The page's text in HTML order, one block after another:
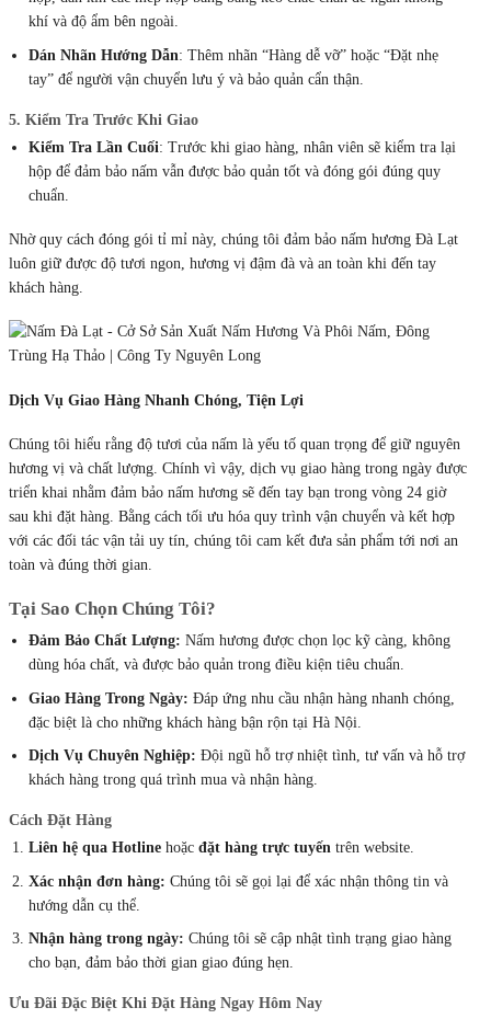
khí và độ ẩm bên ngoài.
Dán Nhãn Hướng Dẫn: Thêm nhãn “Hàng dễ vỡ” hoặc “Đặt nhẹ
tay” để người vận chuyển lưu ý và bảo quản cẩn thận.
5. Kiểm Tra Trước Khi Giao
Kiểm Tra Lần Cuối: Trước khi giao hàng, nhân viên sẽ kiểm tra lại
hộp để đảm bảo nấm vẫn được bảo quản tốt và đóng gói đúng quy
chuẩn.
Nhờ quy cách đóng gói tỉ mỉ này, chúng tôi đảm bảo nấm hương Đà Lạt
luôn giữ được độ tươi ngon, hương vị đậm đà và an toàn khi đến tay
khách hàng.
Dịch Vụ Giao Hàng Nhanh Chóng, Tiện Lợi
Chúng tôi hiểu rằng độ tươi của nấm là yếu tố quan trọng để giữ nguyên
hương vị và chất lượng. Chính vì vậy, dịch vụ giao hàng trong ngày được
triển khai nhằm đảm bảo nấm hương sẽ đến tay bạn trong vòng 24 giờ
sau khi đặt hàng. Bằng cách tối ưu hóa quy trình vận chuyển và kết hợp
với các đối tác vận tải uy tín, chúng tôi cam kết đưa sản phẩm tới nơi an
toàn và đúng thời gian.
Tại Sao Chọn Chúng Tôi?
Đảm Bảo Chất Lượng: Nấm hương được chọn lọc kỹ càng, không
dùng hóa chất, và được bảo quản trong điều kiện tiêu chuẩn.
Giao Hàng Trong Ngày: Đáp ứng nhu cầu nhận hàng nhanh chóng,
đặc biệt là cho những khách hàng bận rộn tại Hà Nội.
Dịch Vụ Chuyên Nghiệp: Đội ngũ hỗ trợ nhiệt tình, tư vấn và hỗ trợ
khách hàng trong quá trình mua và nhận hàng.
Cách Đặt Hàng
Liên hệ qua Hotline hoặcđặt hàng trực tuyến trên website.
Xác nhận đơn hàng: Chúng tôi sẽ gọi lại để xác nhận thông tin và
hướng dẫn cụ thể.
Nhận hàng trong ngày: Chúng tôi sẽ cập nhật tình trạng giao hàng
cho bạn, đảm bảo thời gian giao đúng hẹn.
Ưu Đãi Đặc Biệt Khi Đặt Hàng Ngay Hôm Nay